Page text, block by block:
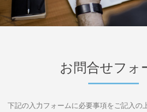
お問合せフォ
下記の入力フォームに必要事項をご記入の